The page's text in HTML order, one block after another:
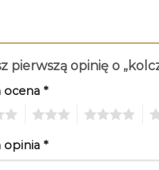
pierwszą opinię o
ocena *
opinia *